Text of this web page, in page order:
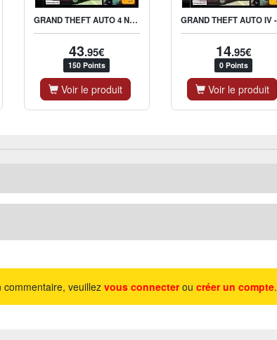
GRAND THEFT AUTO 4 NL-FR
43.95€
150 Points
Voir le produit
14.95€
0 Points
Voir le produit
veuillez vous connecterou créer un compte.